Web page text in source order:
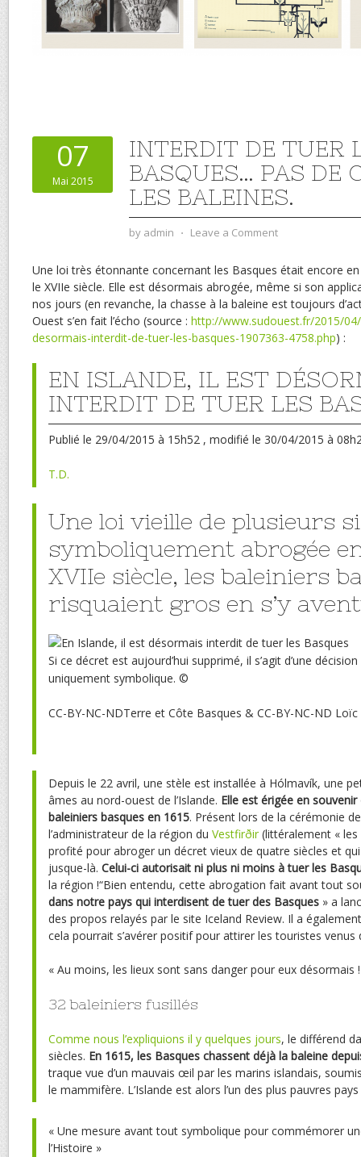
07
Mai 2015
INTERDIT DE TUER
BASQUES… PAS DE
LES BALEINES.
by admin ⋅ Leave a Comment
Une loi très étonnante concernant les Basques était encore
le XVIIe siècle. Elle est désormais abrogée, même si son
nos jours (en revanche, la chasse à la baleine est toujours
Ouest s’en fait l’écho (source : http://www.sudouest.fr/2015/
desormais-interdit-de-tuer-les-basques-1907363-4758.php) :
EN ISLANDE, IL EST
INTERDIT DE TUER LES
Publié le 29/04/2015 à 15h52 , modifié le 30/04/2015 à
T.D.
Une loi vieille de plusieurs
symboliquement abrogée
XVIIe siècle, les baleiniers
risquaient gros en s’y
Si ce décret est aujourd’hui supprimé, il s’agit d’une
uniquement symbolique. ©
CC-BY-NC-NDTerre et Côte Basques & CC-BY-NC-ND
Depuis le 22 avril, une stèle est installée à Hólmavík, une
âmes au nord-ouest de l’Islande. Elle est érigée en
baleiniers basques en 1615. Présent lors de la cérémonie
l’administrateur de la région du Vestfirðir (littéralement « les
profité pour abroger un décret vieux de quatre siècles et
jusque-là. Celui-ci autorisait ni plus ni moins à tuer les
la région !“Bien entendu, cette abrogation fait avant tout
dans notre pays qui interdisent de tuer des Basques » a
des propos relayés par le site Iceland Review. Il a
cela pourrait s’avérer positif pour attirer les touristes venus
« Au moins, les lieux sont sans danger pour eux désormais
32 baleiniers fusillés
Comme nous l’expliquions il y quelques jours, le différend
siècles. En 1615, les Basques chassent déjà la baleine
traque vue d’un mauvais œil par les marins islandais,
le mammifère. L’Islande est alors l’un des plus pauvres pays
« Une mesure avant tout symbolique pour commémorer
l’Histoire »